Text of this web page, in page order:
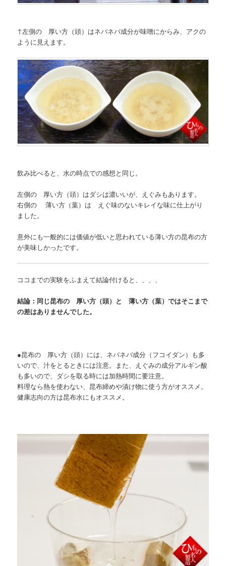
↑左側の 厚い方（頭）はネバネバ成分が味噌にからみ、アクの
ように見えます。
飲み比べると、水の時点での感想と同じ。
左側の 厚い方（頭）はダシは濃いいが、えぐみもあります。
右側の 薄い方（葉）は えぐ味のないキレイな味に仕上がり
ました。
意外にも一般的には価値が低いと思われている薄い方の昆布の方
が美味しかったです。
ココまでの実験をふまえて結論付けると、、、、
結論：同じ昆布の 厚い方（頭）と 薄い方（葉）ではそこまで
の差はありませんでした。
●昆布の 厚い方（頭）には、ネバネバ成分（フコイダン）も多
いので、汁をとるときには注意。また、えぐみの成分アルギン酸
も多いので、ダシを取る時には加熱時間に要注意。
料理なら熱を使わない、昆布締めや漬け物に使う方がオススメ。
健康志向の方は昆布水にもオススメ。